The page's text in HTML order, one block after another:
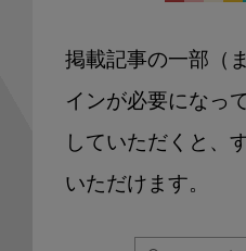
掲載記事の一部（
インが必要になっ
していただくと、
いただけます。